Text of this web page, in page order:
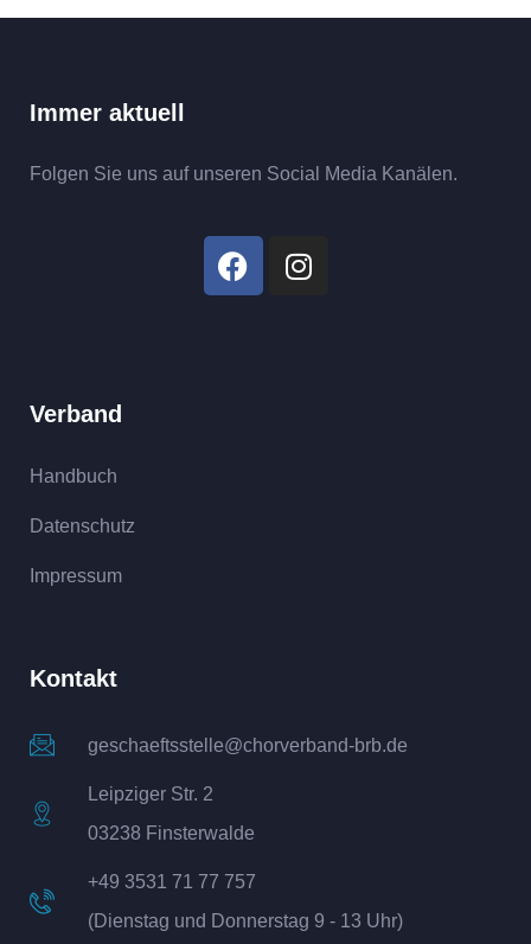
Immer aktuell
Folgen Sie uns auf unseren Social Media Kanälen.
Verband
Handbuch
Datenschutz
Impressum
Kontakt
geschaeftsstelle@chorverband-brb.de
Leipziger Str. 2
03238 Finsterwalde
+49 3531 71 77 757
(Dienstag und Donnerstag 9 - 13 Uhr)